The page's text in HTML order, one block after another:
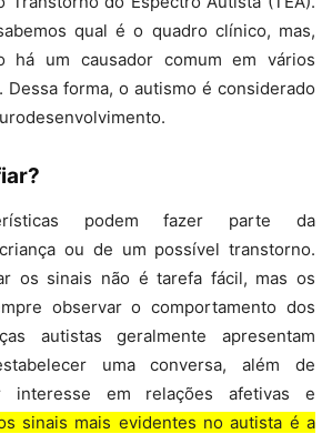
qual é o quadro clínico, mas,
há um causador comum em vários
Dessa forma, o autismo é considerado
podem fazer parte da
ou de um possível transtorno.
os sinais não é tarefa fácil, mas os
observar o comportamento dos
autistas geralmente apresentam
uma conversa, além de
interesse em relações afetivas e
sinais mais evidentes no autista é a